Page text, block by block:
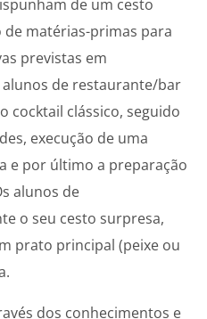
de um cesto
matérias-primas para
previstas em
de restaurante/bar
cocktail clássico, seguido
execução de uma
e por último a preparação
alunos de
o seu cesto surpresa,
prato principal (peixe ou
dos conhecimentos e